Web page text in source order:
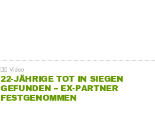
22-JÄHRIGE TOT IN SIEGEN
GEFUNDEN – EX-PARTNER
FESTGENOMMEN